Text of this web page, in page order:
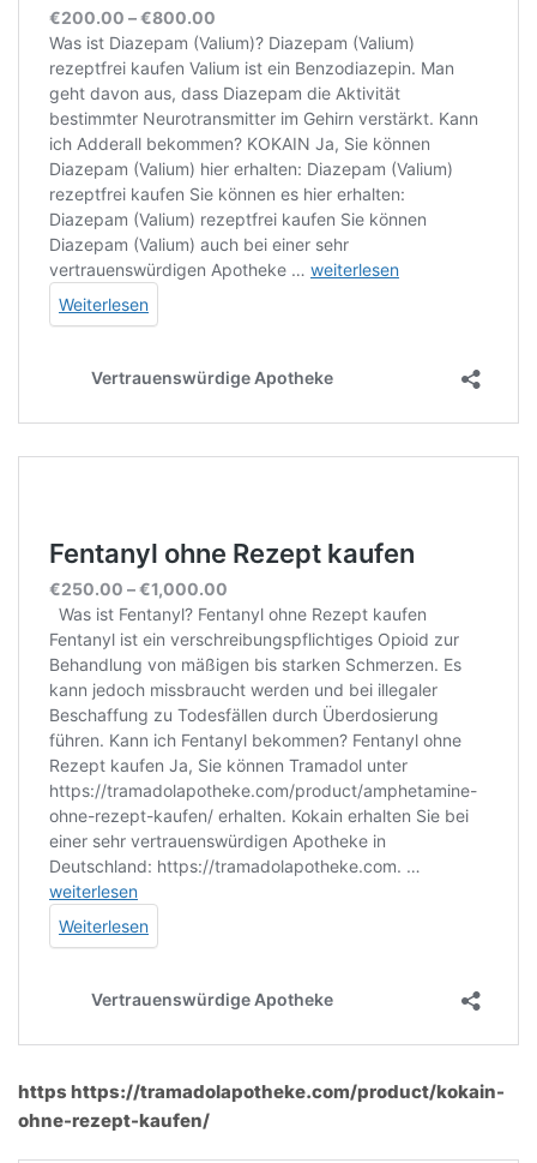
https https://tramadolapotheke.com/product/kokain-
ohne-rezept-kaufen/